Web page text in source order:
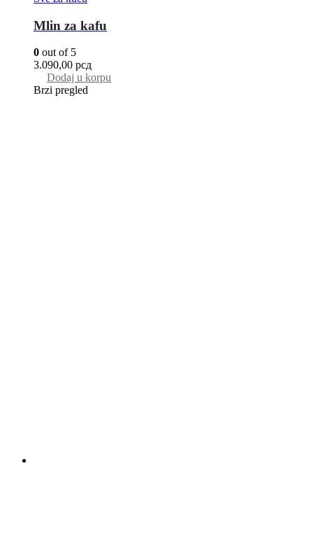
Mlin za kafu
0 out of 5
3.090,00 рсд
Dodaj u korpu
Brzi pregled